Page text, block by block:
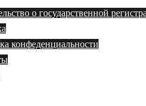
о государственной
конфеденциальности